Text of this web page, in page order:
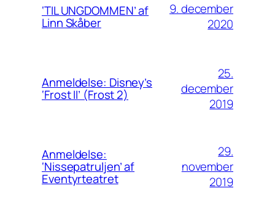
‘TIL UNGDOMMEN’ af
Linn Skåber
9. december
2020
Anmeldelse: Disney’s
‘Frost II’ (Frost 2)
25.
december
2019
Anmeldelse:
‘Nissepatruljen’ af
Eventyrteatret
29.
november
2019